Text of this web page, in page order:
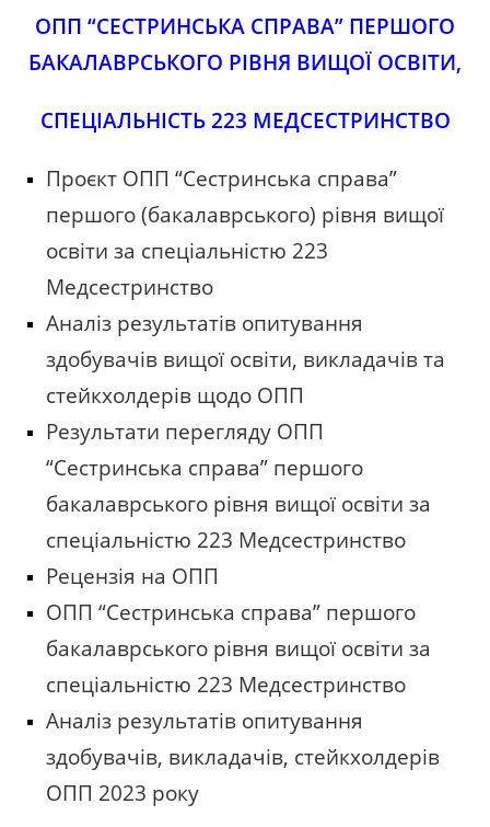
ОПП “СЕСТРИНСЬКА СПРАВА” ПЕРШОГО
БАКАЛАВРСЬКОГО РІВНЯ ВИЩОЇ ОСВІТИ,
СПЕЦІАЛЬНІСТЬ 223 МЕДСЕСТРИНСТВО
Проєкт ОПП “Сестринська справа”
першого (бакалаврського) рівня вищої
освіти за спеціальністю 223
Медсестринство
Аналіз результатів опитування
здобувачів вищої освіти, викладачів та
стейкхолдерів щодо ОПП
Результати перегляду ОПП
“Сестринська справа” першого
бакалаврського рівня вищої освіти за
спеціальністю 223 Медсестринство
Рецензія на ОПП
ОПП “Сестринська справа” першого
бакалаврського рівня вищої освіти за
спеціальністю 223 Медсестринство
Аналіз результатів опитування
здобувачів, викладачів, стейкхолдерів
ОПП 2023 року